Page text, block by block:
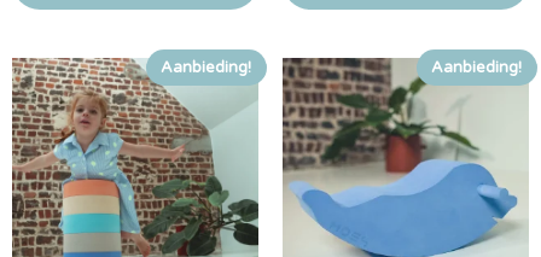
Aanbieding! Aanbieding!